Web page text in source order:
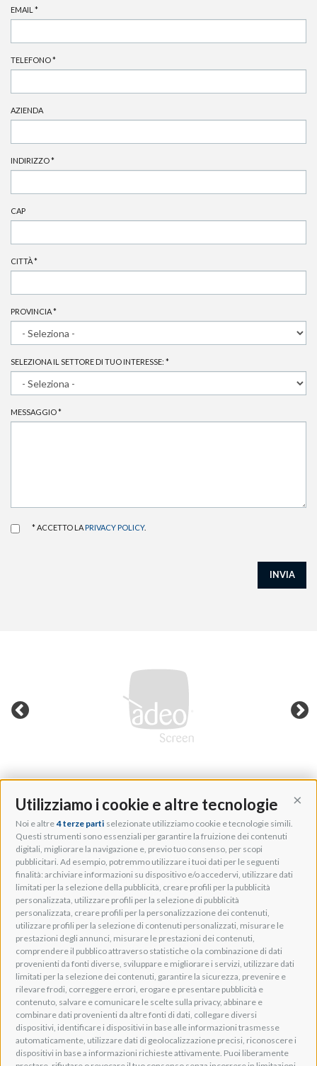
Utilizziamo i cookie e altre tecnologie
Noi e altre 4 terze parti selezionate utilizziamo cookie e tecnologie simili.
Questi strumenti sono essenziali per garantire la fruizione dei contenuti
digitali, migliorare la navigazione e, previo tuo consenso, per scopi
pubblicitari. Ad esempio, potremmo utilizzare i tuoi dati per le seguenti
finalità: archiviare informazioni su dispositivo e/o accedervi, utilizzare dati
limitati per la selezione della pubblicità, creare profili per la pubblicità
personalizzata, utilizzare profili per la selezione di pubblicità
personalizzata, creare profili per la personalizzazione dei contenuti,
utilizzare profili per la selezione di contenuti personalizzati, misurare le
prestazioni degli annunci, misurare le prestazioni dei contenuti,
comprendere il pubblico attraverso statistiche o la combinazione di dati
provenienti da fonti diverse, sviluppare e migliorare i servizi, utilizzare dati
limitati per la selezione dei contenuti, garantire la sicurezza, prevenire e
rilevare frodi, correggere errori, erogare e presentare pubblicità e
contenuto, salvare e comunicare le scelte sulla privacy, abbinare e
combinare dati provenienti da altre fonti di dati, collegare diversi
dispositivi, identificare i dispositivi in base alle informazioni trasmesse
automaticamente, utilizzare dati di geolocalizzazione precisi, riconoscere i
dispositivi in base a informazioni richieste attivamente. Puoi liberamente
EMAIL *
TELEFONO*
AZIENDA
INDIRIZZO*
CAP
CITTÀ*
PROVINCIA*
SELEZIONA IL SETTORE DI TUO INTERESSE: *
MESSAGGIO*
* ACCETTO LA PRIVACY POLICY.
INVIA
Adeo Group S.r.l.
Via della Zarga, 50
Lavis, 38015 TN, Italy
Tel: +39 0461 248211
P.IVA: IT01262500224
PEC: pec@pec.adeogroup.it
SDI: T04ZHR3
info@adeogroup.it
Adeo ProAV
Adeo HomeAV
Adeo Screen
Screen Research
Adeum Cinema Suite